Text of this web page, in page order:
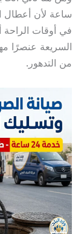
ساعة لأن أعطال
في أوقات الراحة
السريعة عنصرًا
من التدهور.